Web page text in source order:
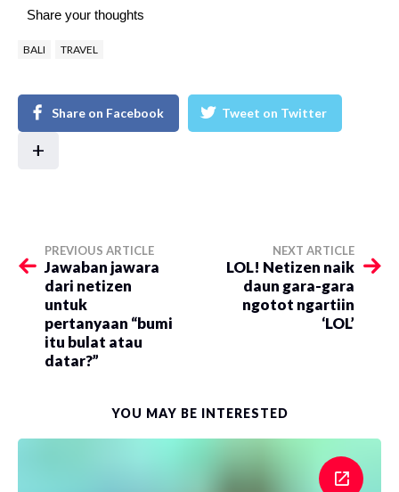
Share your thoughts
BALI TRAVEL
Share on Facebook Tweet on Twitter
+
PREVIOUS ARTICLE
Jawaban jawara
dari netizen
untuk
pertanyaan “bumi
itu bulat atau
datar?”
NEXT ARTICLE
LOL! Netizen naik
daun gara-gara
ngotot ngartiin
‘LOL’
YOU MAY BE INTERESTED